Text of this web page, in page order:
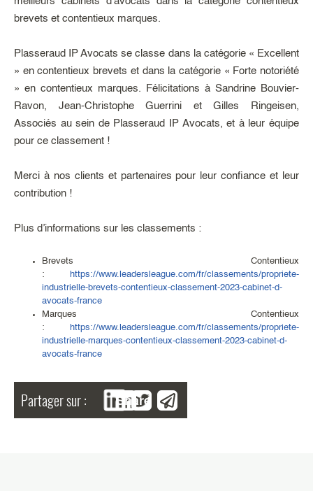
brevets et contentieux marques.
Plasseraud IP Avocats se classe dans la catégorie « Excellent
» en contentieux brevets et dans la catégorie « Forte notoriété
» en contentieux marques. Félicitations à Sandrine Bouvier-
Ravon, Jean-Christophe Guerrini et Gilles Ringeisen,
Associés au sein de Plasseraud IP Avocats, et à leur équipe
pour ce classement !
Merci à nos clients et partenaires pour leur confiance et leur
contribution !
Plus d’informations sur les classements :
Brevets Contentieux
:
https://www.leadersleague.com/fr/classements/propriete-
industrielle-brevets-contentieux-classement-2023-cabinet-d-
avocats-france
Marques Contentieux
:
https://www.leadersleague.com/fr/classements/propriete-
industrielle-marques-contentieux-classement-2023-cabinet-d-
avocats-france
Partager sur : Share